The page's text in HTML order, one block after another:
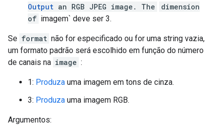
Output an RGB JPEG image. The
dimension
of imagem` deve ser 3.
Se format não for especificado ou for uma string vazia,
um formato padrão será escolhido em função do número
de canais na image :
1: Produza uma imagem em tons de cinza.
3: Produza uma imagem RGB.
Argumentos: